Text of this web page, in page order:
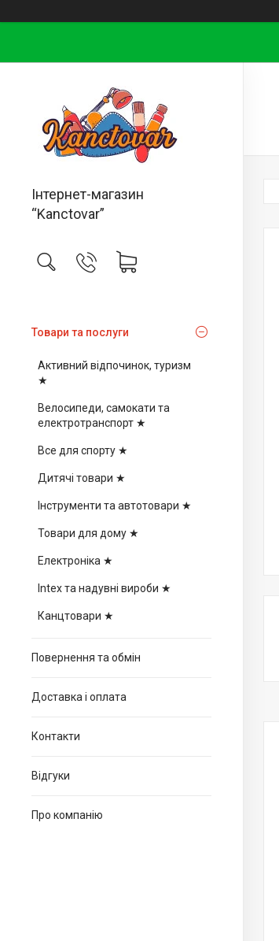
Інтернет-магазин
“Kanctovar”
Товари та послуги
Активний відпочинок, туризм
★
Велосипеди, самокати та
електротранспорт ★
Все для спорту ★
Дитячі товари ★
Інструменти та автотовари ★
Товари для дому ★
Електроніка ★
Intex та надувні вироби ★
Канцтовари ★
Повернення та обмін
Доставка і оплата
Контакти
Відгуки
Про компанію